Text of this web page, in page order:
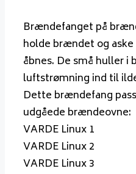
Brændefanget på
holde brændet og
åbnes. De små huller
luftstrømning ind til
Dette brændefang
udgåede brændeovne:
VARDE Linux 1
VARDE Linux 2
VARDE Linux 3